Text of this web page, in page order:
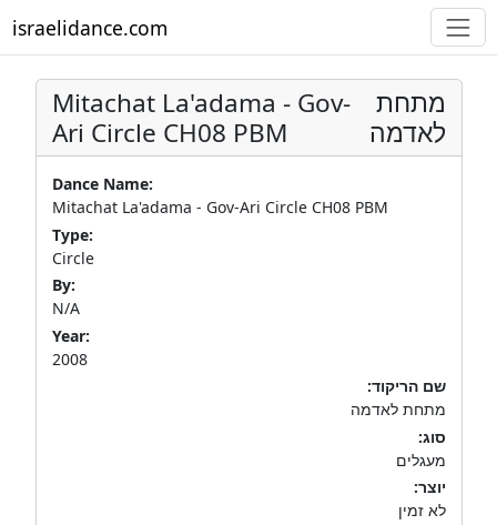
israelidance.com
Mitachat La'adama - Gov-
Ari Circle CH08 PBM
מתחת
לאדמה
Dance Name:
Mitachat La'adama - Gov-Ari Circle CH08 PBM
Type:
Circle
By:
N/A
Year:
2008
שם הריקוד:
מתחת לאדמה
סוג:
מעגלים
יוצר:
לא זמין